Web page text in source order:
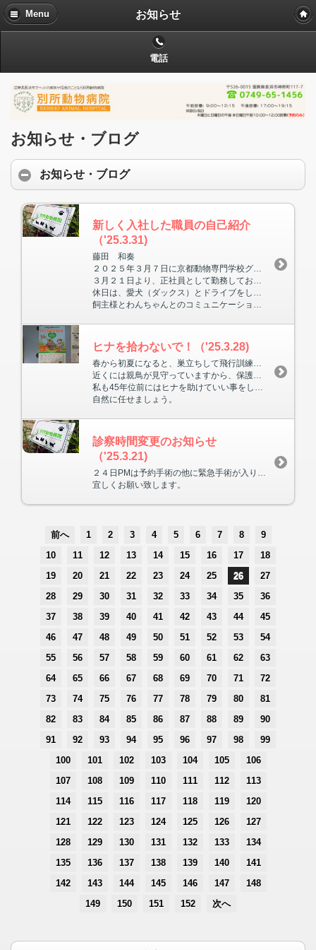
Menu お知らせ
電話
お知らせ・ブログ
お知らせ・ブログ
新しく入社した職員の自己紹介
（'25.3.31)
藤田 和奏
２０２５年３月７日に京都動物専門学校グルーミング学科を卒業しました。
３月２１日より、正社員として勤務しております。
休日は、愛犬（ダックス）とドライブをしています。
飼主様とわんちゃんとのコミュニケーションを大切にし、精一杯頑張ります。よろしくお願いいたします。
ヒナを拾わないで！（'25.3.28)
近くには親鳥が見守っていますから、保護ではなく捕獲になってしまいます。
私も45年位前にはヒナを助けていい事をしている、と勘違いしていた時代がありました。
自然に任せましょう。
診察時間変更のお知らせ
（'25.3.21)
宜しくお願い致します。
前へ 1 2 3 4 5 6 7 8
9
10
11 12 13 14 15 16 17
18
19
20 21 22 23 24 25 26
27
28
29 30 31 32 33 34 35
36
37
38 39 40 41 42 43 44
45
46
47 48 49 50 51 52 53
54
55
56 57 58 59 60 61 62
63
64
65 66 67 68 69 70 71
72
73
74 75 76 77 78 79 80
81
82
83 84 85 86 87 88 89
90
91
92 93 94 95 96 97 98
99
100
101 102 103 104 105
106
107
108 109 110 111 112
113
114
115 116 117 118 119
120
121
122 123 124 125 126
127
128
129 130 131 132 133
134
135
136 137 138 139 140
141
142
143 144 145 146 147
148
149
150 151 152 次へ